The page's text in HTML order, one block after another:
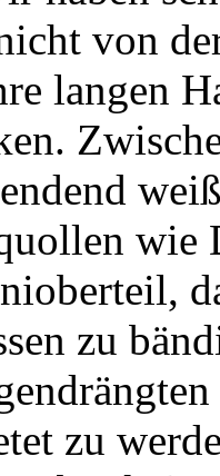
von
langen
wie
zu
zu